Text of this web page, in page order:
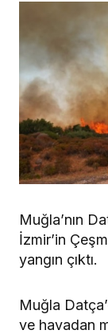
Muğla’nın
İzmir’in
yangın çıktı.
Muğla
ve havadan